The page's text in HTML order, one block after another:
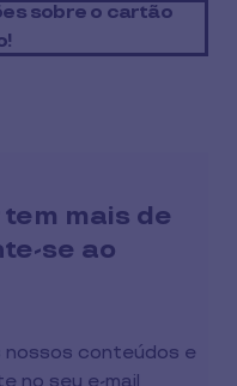
sobre o cartão
mais de
se ao
nossos conteúdos e